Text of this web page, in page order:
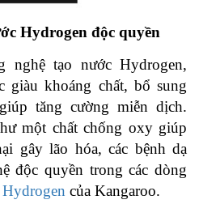
Hydrogen độc quyền
nghệ tạo nước Hydrogen,
giàu khoáng chất, bổ sung
tăng cường miễn dịch.
một chất chống oxy giúp
gây lão hóa, các bệnh dạ
độc quyền trong các dòng
của Kangaroo.